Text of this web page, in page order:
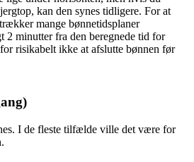
kan den synes tidligere. For at
mange bønnetidsplaner
2 minutter fra den beregnede tid for
risikabelt ikke at afslutte bønnen før
I de fleste tilfælde ville det være for